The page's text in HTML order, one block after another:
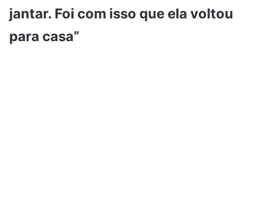
jantar. Foi com isso que ela voltou
para casa”